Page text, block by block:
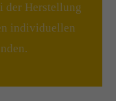
der Herstellung
individuellen